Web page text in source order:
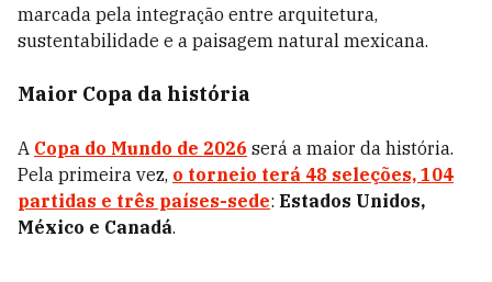
marcada pela integração entre arquitetura,
sustentabilidade e a paisagem natural mexicana.
Maior Copa da história
A Copa do Mundo de 2026 será a maior da história.
Pela primeira vez, o torneio terá 48 seleções, 104
partidas e três países-sede: Estados Unidos,
México e Canadá.